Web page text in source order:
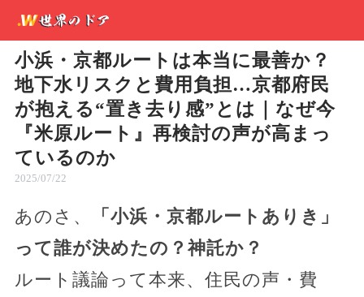
小浜・京都ルートは本当に最善か？
地下水リスクと費用負担…京都府民
が抱える“置き去り感”とは｜なぜ今
『米原ルート』再検討の声が高まっ
ているのか
2025/07/22
あのさ、
「小浜・京都ルートありき」
って誰が決めたの？神託か？
ルート議論って本来、住民の声・費